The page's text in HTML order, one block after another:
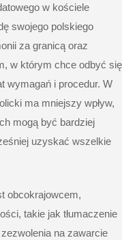
w kościele
swojego polskiego
za granicą oraz
w którym chce odbyć się
wymagań i procedur. W
ma mniejszy wpływ,
mogą być bardziej
uzyskać wszelkie
obcokrajowcem,
takie jak tłumaczenie
na zawarcie